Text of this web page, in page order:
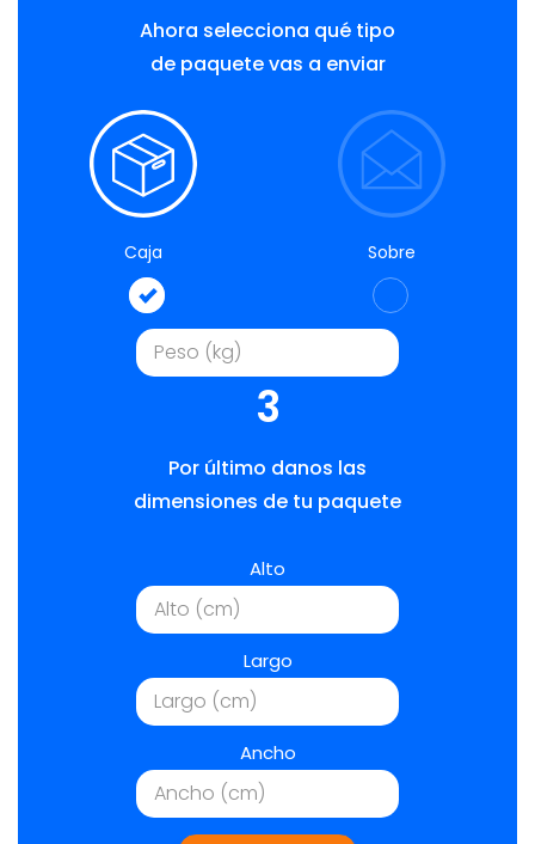
Ahora selecciona qué tipo
de paquete vas a enviar
Caja Sobre
3
Por último danos las
dimensiones de tu paquete
Alto
Largo
Ancho